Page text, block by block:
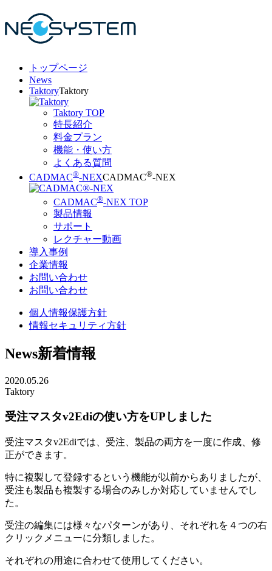
トップページ
News
TaktoryTaktory
Taktory TOP
特長紹介
料金プラン
機能・使い方
よくある質問
CADMAC®-NEXCADMAC®-NEX
CADMAC®-NEX TOP
製品情報
サポート
レクチャー動画
導入事例
企業情報
お問い合わせ
お問い合わせ
個人情報保護方針
情報セキュリティ方針
News新着情報
2020.05.26
Taktory
受注マスタv2Ediの使い方をUPしました
受注マスタv2Ediでは、受注、製品の両方を一度に作成、修
正ができます。
特に複製して登録するという機能が以前からありましたが、
受注も製品も複製する場合のみしか対応していませんでし
た。
受注の編集には様々なパターンがあり、それぞれを４つの右
クリックメニューに分類しました。
それぞれの用途に合わせて使用してください。